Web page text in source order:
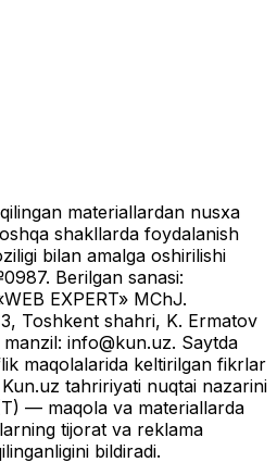
materiallardan nusxa
shakllarda foydalanish
bilan amalga oshirilishi
Berilgan sanasi:
EXPERT» MChJ.
Toshkent shahri, K. Ermatov
info@kun.uz. Saytda
maqolalarida keltirilgan fikrlar
tahririyati nuqtai nazarini
— maqola va materiallarda
tijorat va reklama
bildiradi.